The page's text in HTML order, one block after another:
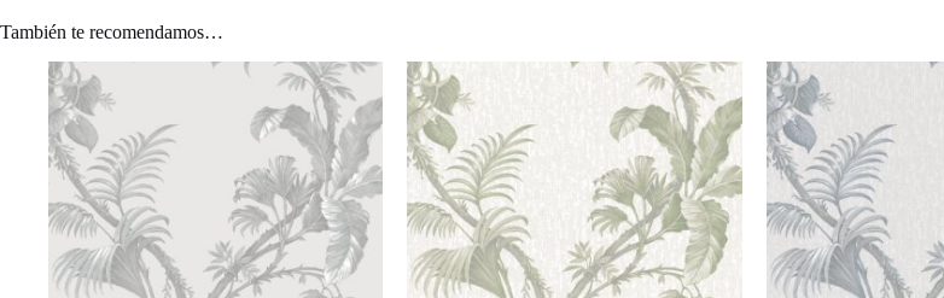
También te recomendamos…